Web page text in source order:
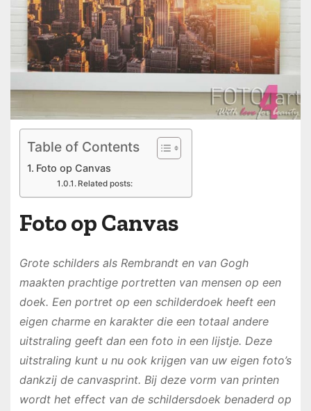
Table of Contents
Foto op Canvas
Related posts:
Foto op Canvas
Grote schilders als Rembrandt en van Gogh
maakten prachtige portretten van mensen op een
doek. Een portret op een schilderdoek heeft een
eigen charme en karakter die een totaal andere
uitstraling geeft dan een foto in een lijstje. Deze
uitstraling kunt u nu ook krijgen van uw eigen foto’s
dankzij de canvasprint. Bij deze vorm van printen
wordt het effect van de schildersdoek benaderd op